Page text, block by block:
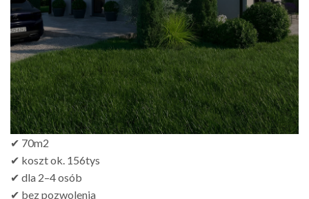
✔ 70m2
✔ koszt ok. 156tys
✔ dla 2–4 osób
✔ bez pozwolenia